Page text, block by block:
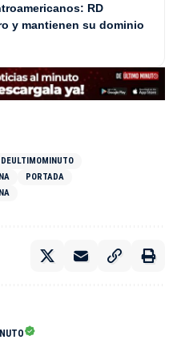
RD
y mantienen su dominio
DEULTIMOMINUTO
PORTADA